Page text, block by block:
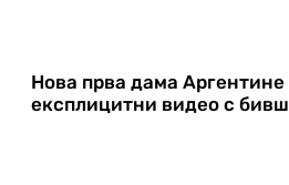
Нова прва дама
експлицитни видео с